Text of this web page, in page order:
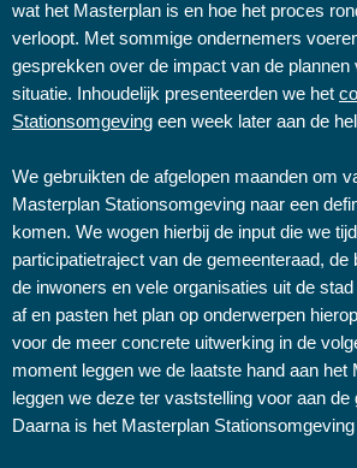
wat het Masterplan is en hoe het proces
verloopt. Met sommige ondernemers
gesprekken over de impact van de plannen
situatie. Inhoudelijk presenteerden we het
Stationsomgeving een week later aan de
We gebruikten de afgelopen maanden om
Masterplan Stationsomgeving naar een
komen. We wogen hierbij de input die we
participatietraject van de gemeenteraad, de
de inwoners en vele organisaties uit de
af en pasten het plan op onderwerpen
voor de meer concrete uitwerking in de
moment leggen we de laatste hand aan het
leggen we deze ter vaststelling voor aan de
Daarna is het Masterplan Stationsomgeving